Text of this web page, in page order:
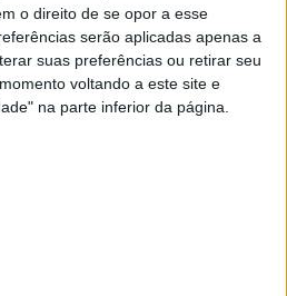
o direito de se opor a esse
serão aplicadas apenas a
suas preferências ou retirar seu
voltando a este site e
na parte inferior da página.
Se7e